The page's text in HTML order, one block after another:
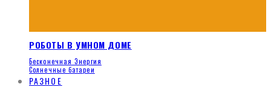
РОБОТЫ В УМНОМ ДОМЕ
Бесконечная Энергия
Солнечные батареи
РАЗНОЕ